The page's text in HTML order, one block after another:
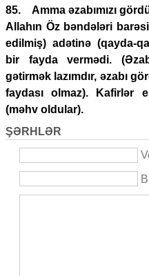
85. Amma əzabımızı
Allahın Öz bəndələri
edilmiş) adətinə (qayda-
bir fayda vermədi.
gətirmək lazımdır, əzabı
faydası olmaz). Kafirlər
(məhv oldular).
ŞƏRHLƏR